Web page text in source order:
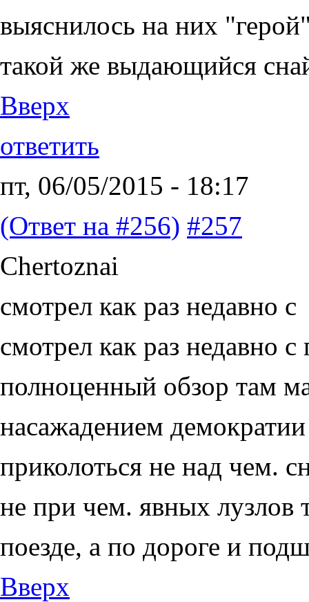
выяснилось на них
такой же выдающийся
Вверх
ответить
пт, 06/05/2015 - 18:17
(Ответ на #256) #257
Chertoznai
смотрел как раз недавно с
смотрел как раз недавно
полноценный обзор там
насажадением
приколоться не над чем.
не при чем. явных лузлов
поезде, а по дороге и
Вверх